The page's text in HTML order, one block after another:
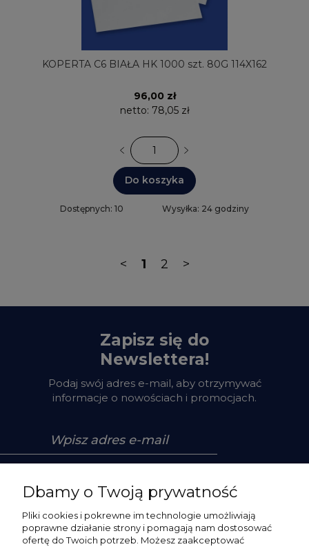
KOPERTA C6 BIAŁA HK 1000 szt. 80G 114X162
96,00 zł
netto: 78,05 zł
Do koszyka
Dostępnych: 10 Wysyłka: 24 godziny
< 1 2 >
Zapisz się do
Newslettera!
Podaj swój adres e-mail, aby otrzymywać
informacje o nowościach i promocjach.
Dbamy o Twoją prywatność
Pliki cookies i pokrewne im technologie umożliwiają
poprawne działanie strony i pomagają nam dostosować
ofertę do Twoich potrzeb. Możesz zaakceptować